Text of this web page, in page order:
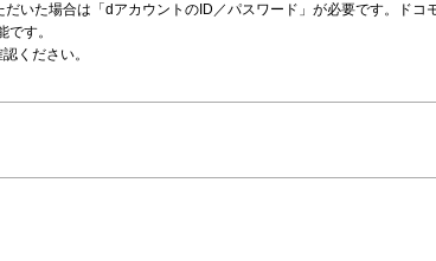
いた場合は「dアカウントのID／パスワード」が必要です。ドコ
す。
ください。